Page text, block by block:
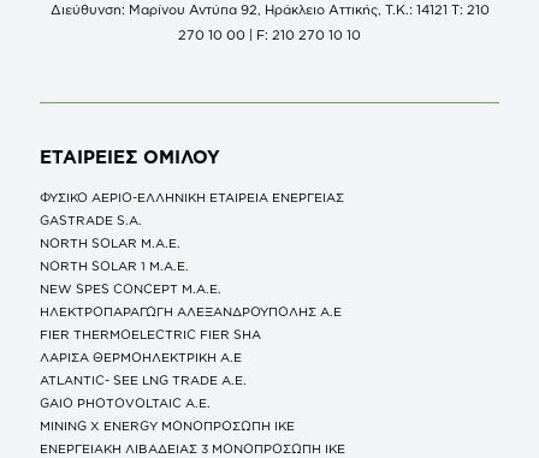
Διεύθυνση: Μαρίνου Αντύπα 92, Ηράκλειο Αττικής, Τ.Κ.: 14121 Τ: 210
270 10 00 | F: 210 270 10 10
ΕΤΑΙΡΕΙΕΣ ΟΜΙΛΟΥ
ΦΥΣΙΚΟ ΑΕΡΙΟ-ΕΛΛΗΝΙΚΗ ΕΤΑΙΡΕΙΑ ΕΝΕΡΓΕΙΑΣ
GASTRADE S.A.
NORTH SOLAR M.Α.Ε.
NORTH SOLAR 1 M.Α.Ε.
NEW SPES CONCEPT Μ.Α.Ε.
ΗΛΕΚΤΡΟΠΑΡΑΓΩΓΗ ΑΛΕΞΑΝΔΡΟΥΠΟΛΗΣ A.E
FIER THERMOELECTRIC FIER SHA
ΛΑΡΙΣΑ ΘΕΡΜΟΗΛΕΚΤΡΙΚΗ A.E
ATLANTIC- SEE LNG TRADE A.E.
GAIO PHOTOVOLTAIC Α.Ε.
MINING X ENERGY ΜΟΝΟΠΡΟΣΩΠΗ ΙΚΕ
ΕΝΕΡΓΕΙΑΚΗ ΛΙΒΑΔΕΙΑΣ 3 ΜΟΝΟΠΡΟΣΩΠΗ ΙΚΕ